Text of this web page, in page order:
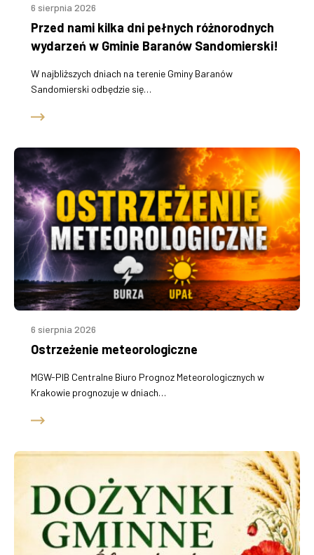
6 sierpnia 2026
Przed nami kilka dni pełnych różnorodnych
wydarzeń w Gminie Baranów Sandomierski!
W najbliższych dniach na terenie Gminy Baranów
Sandomierski odbędzie się…
6 sierpnia 2026
Ostrzeżenie meteorologiczne
MGW-PIB Centralne Biuro Prognoz Meteorologicznych w
Krakowie prognozuje w dniach…